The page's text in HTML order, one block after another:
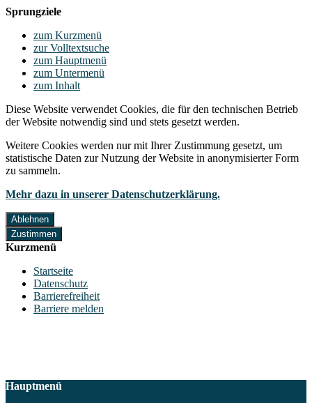
Sprungziele
zum Kurzmenü
zur Volltextsuche
zum Hauptmenü
zum Untermenü
zum Inhalt
Diese Website verwendet Cookies, die für den technischen Betrieb
der Website notwendig sind und stets gesetzt werden.
Weitere Cookies werden nur mit Ihrer Zustimmung gesetzt, um
statistische Daten zur Nutzung der Website in anonymisierter Form
zu sammeln.
Mehr dazu in unserer Datenschutzerklärung.
Ablehnen
Zustimmen
Kurzmenü
Startseite
Datenschutz
Barrierefreiheit
Barriere melden
Hauptmenü